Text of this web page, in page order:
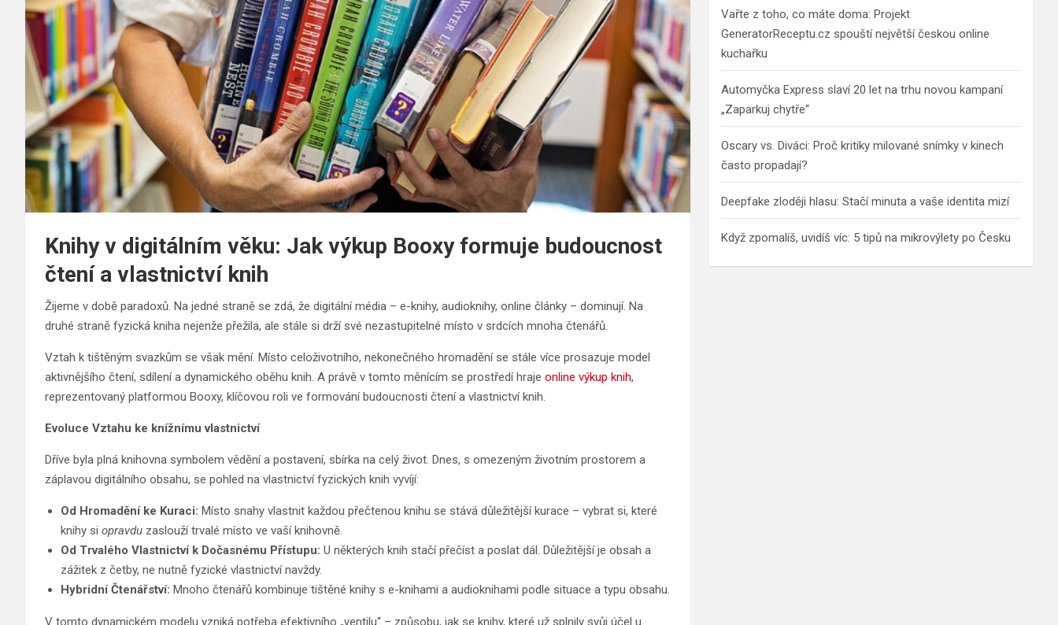
Knihy v digitálním věku: Jak výkup Booxy formuje budoucnost
čtení a vlastnictví knih
Žijeme v době paradoxů. Na jedné straně se zdá, že digitální média – e-knihy, audioknihy, online články – dominují. Na
druhé straně fyzická kniha nejenže přežila, ale stále si drží své nezastupitelné místo v srdcích mnoha čtenářů.
Vztah k tištěným svazkům se však mění. Místo celoživotního, nekonečného hromadění se stále více prosazuje model
aktivnějšího čtení, sdílení a dynamického oběhu knih. A právě v tomto měnícím se prostředí hraje online výkup knih,
reprezentovaný platformou Booxy, klíčovou roli ve formování budoucnosti čtení a vlastnictví knih.
Evoluce Vztahu ke knížnímu vlastnictví
Dříve byla plná knihovna symbolem vědění a postavení, sbírka na celý život. Dnes, s omezeným životním prostorem a
záplavou digitálního obsahu, se pohled na vlastnictví fyzických knih vyvíjí:
Od Hromadění ke Kuraci: Místo snahy vlastnit každou přečtenou knihu se stává důležitější kurace – vybrat si, které
knihy si opravdu zaslouží trvalé místo ve vaší knihovně.
Od Trvalého Vlastnictví k Dočasnému Přístupu: U některých knih stačí přečíst a poslat dál. Důležitější je obsah a
zážitek z četby, ne nutně fyzické vlastnictví navždy.
Hybridní Čtenářství: Mnoho čtenářů kombinuje tištěné knihy s e-knihami a audioknihami podle situace a typu obsahu.
V tomto dynamickém modelu vzniká potřeba efektivního „ventilu“ – způsobu, jak se knihy, které už splnily svůj účel u
Vařte z toho, co máte doma: Projekt
GeneratorReceptu.cz spouští největší českou online
kuchařku
Automyčka Express slaví 20 let na trhu novou kampaní
„Zaparkuj chytře“
Oscary vs. Diváci: Proč kritiky milované snímky v kinech
často propadají?
Deepfake zloději hlasu: Stačí minuta a vaše identita mizí
Když zpomalíš, uvidíš víc: 5 tipů na mikrovýlety po Česku